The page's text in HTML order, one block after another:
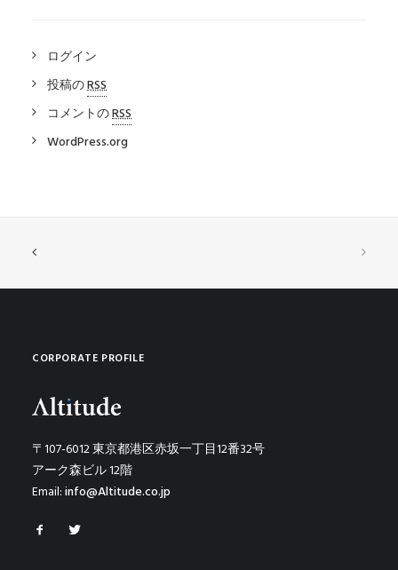
ログイン
投稿のRSS
コメントのRSS
WordPress.org
CORPORATE PROFILE
〒107-6012 東京都港区赤坂一丁目12番32号
アーク森ビル 12階
Email:info@Altitude.co.jp